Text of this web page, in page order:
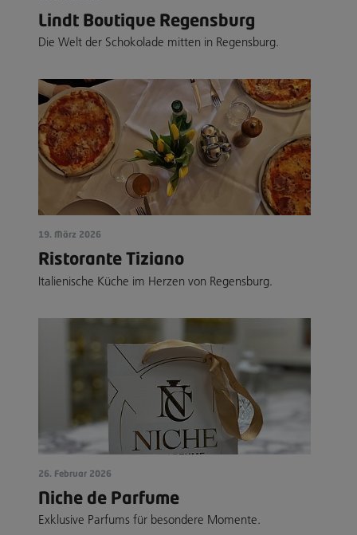
Lindt Boutique Regensburg
Die Welt der Schokolade mitten in Regensburg.
19. März 2026
Ristorante Tiziano
Italienische Küche im Herzen von Regensburg.
26. Februar 2026
Niche de Parfume
Exklusive Parfums für besondere Momente.